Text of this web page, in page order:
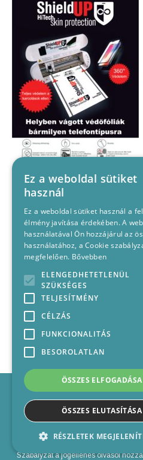
Felhasználási
Szabályzat a jogellenes olvasói
Ez a weboldal sütiket
használ
Ez a weboldal sütiket használ a
élmény javítása érdekében. A
használatával Ön hozzájárul az
használatához, a Cookie
megfelelően. Bővebben
ELENGEDHETETLENÜL
SZÜKSÉGES
TELJESÍTMÉNY
CÉLZÁS
FUNKCIONALITÁS
BESOROLATLAN
ÖSSZES ELFOGADÁSA
ÖSSZES ELUTASÍTÁSA
RÉSZLETEK